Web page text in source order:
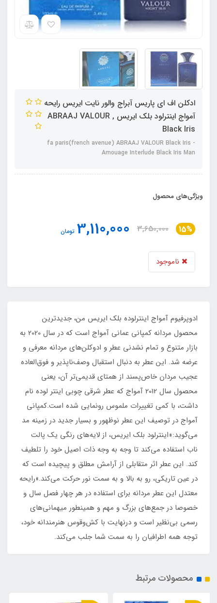
ادکلن اف ای پاریس آبراج والور نایت ایریس رایحه
آمواج اینترلود بلک ایریس , ABRAAJ VALOUR
Black Iris
fa paris(french avenue) ABRAAJ VALOUR Black Iris -
Amouage Interlude Black Iris Man
ویژگی‌های محصول
15%
3,650,000
3,110,000 تومان
ناموجود
ادوپرفیوم آمواج اینترلوده بلک ایریس من، جدیدترین
محصول مردانه کمپانی عمانی آمواج است که در سال 2020 به
بازار متنوع و تمام نشدنی عطر و ادوکلن‌های مردانه معرفی و
عرضه شد. این عطر به دنبال استقبال وصف‌ناپذیر و فوق‌العاده
عجیب مردان خاص‌پسند از همتای قدیمی‌تر آن، یعنی
محصول سال 2012 آمواج که عطر شرقی چوبی اینتر لوده نام
داشت، با کمی تغییرات ملموس رونمایی شده است.کمپانی
آمواج در توصیف این عطر نوظهور و بسیار جدید در زمینه مد
می‌گوید:«اینترلود بلک ایریس، از ‌لایه‌های رنگی یک پالت
ناب استفاده می‌کند تا وجه به وجه ذات اصیل خود را تلطیف
کند. این عطر اثر متقابلی از آرامش مطلق و پیچیده‌ است که
در عین تاریکی، رو به بالا و به سمت نور حرکت می‌کند.»رایحه
معتدل این عطر مردانه برای استفاده در هر چهار فصل سال و
خصوصا در جمع‌های بزرگ و مهم و همینطور میهمانی‌های
رسمی بی‌نظیر است و درنهایت با کش‌وقوس هنرمندانه خود،
توجه همه اطرافیان را به سمت شما جلب می‌کند.
محصولات مرتبط